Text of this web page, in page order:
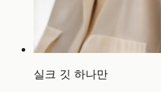
실크 깃 하나만